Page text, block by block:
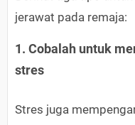
jerawat pada remaja:
1. Cobalah untuk
stres
Stres juga